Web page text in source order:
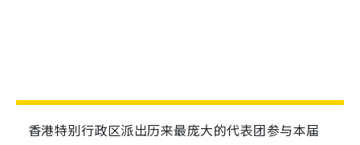
香港特别行政区派出历来最庞大的代表团参与本届